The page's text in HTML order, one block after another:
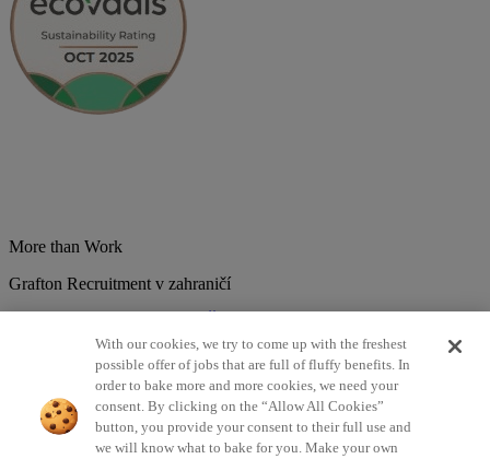
More than Work
Grafton Recruitment v zahraničí
Francúzsko Holandsko India Kolumbia Litva Lotyšsko
Mexiko Nemecko Nórsko Poľsko Portugalsko
Slovensko Španielsko Srbsko Švajčiarsko Taliansko
Turecko Veľká Británia
©2026 Všetky práva vyhradené Grafton Recruitment
With our cookies, we try to come up with the freshest
possible offer of jobs that are full of fluffy benefits. In
order to bake more and more cookies, we need your
consent. By clicking on the “Allow All Cookies”
button, you provide your consent to their full use and
we will know what to bake for you. Make your own